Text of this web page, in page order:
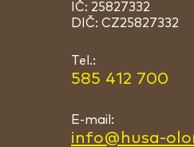
IČ: 25827332
DIČ: CZ25827332
Tel.:
585 412 700
E-mail:
info@husa-